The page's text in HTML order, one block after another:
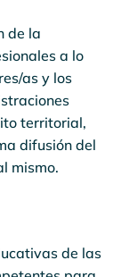
de la
a lo
as y los
territorial,
difusión del
mismo.
de las